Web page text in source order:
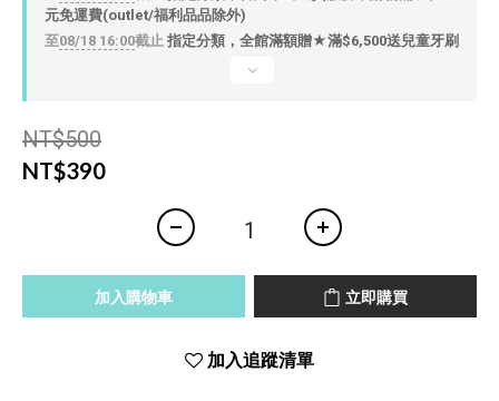
元免運費(outlet/福利品品除外)
至08/18 16:00截止 指定分類，全館滿額贈★滿$6,500送兒童牙刷
NT$500
NT$390
加入購物車 立即購買
加入追蹤清單